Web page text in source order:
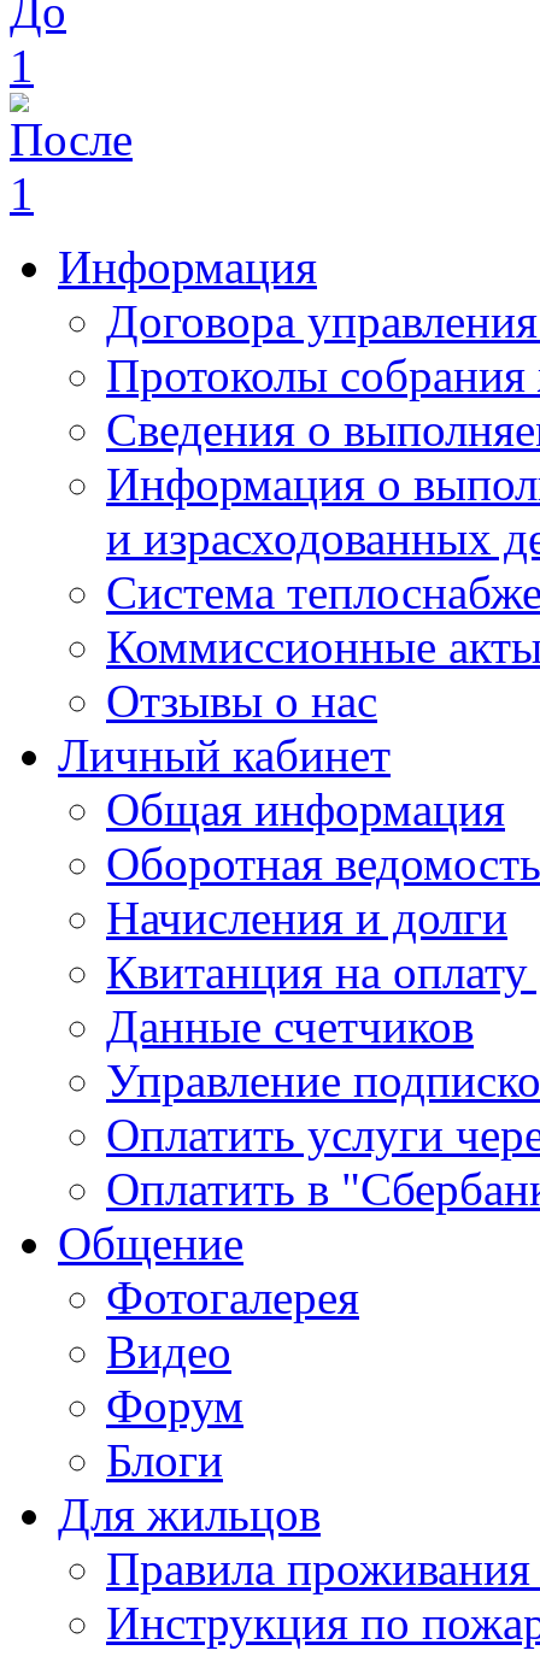
Информация
Договора
Протоколы
Сведения о
Информация о
и израсходованных
Система
Коммиссионные
Отзывы о нас
Личный кабинет
Общая информация
Оборотная ведомость
Начисления и долги
Квитанция на оплату
Данные счетчиков
Управление
Оплатить услуги
Оплатить в
Общение
Фотогалерея
Видео
Форум
Блоги
Для жильцов
Правила
Инструкция по